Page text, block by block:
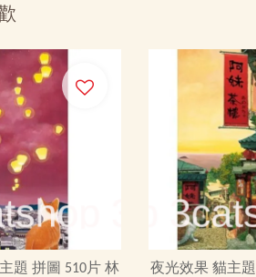
題 拼圖 510片 林
夜光效果 貓主